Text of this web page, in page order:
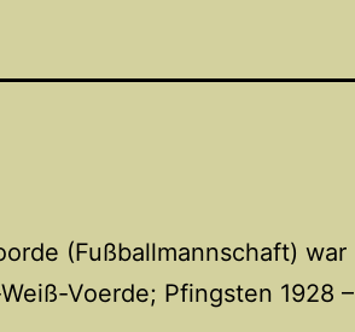
(Fußballmannschaft) war
Voerde; Pfingsten 1928 –